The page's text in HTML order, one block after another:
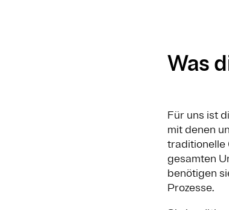
Was
Für uns ist
mit denen
traditionelle
gesamten
benötigen
Prozesse.